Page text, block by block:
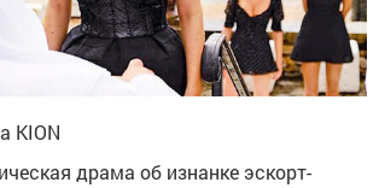
KION
драма об изнанке эскорт-